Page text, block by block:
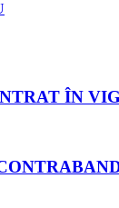
ÎN